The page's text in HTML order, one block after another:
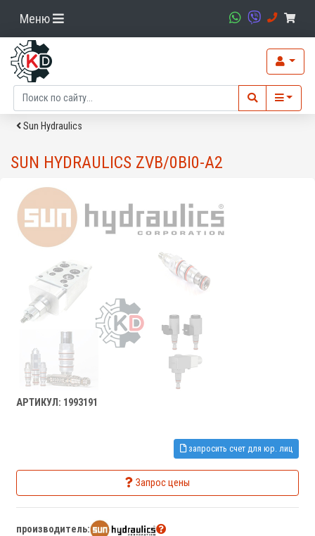
Меню
Sun Hydraulics
SUN HYDRAULICS ZVB/0BI0-A2
АРТИКУЛ: 1993191
запросить счет для юр. лиц
Запрос цены
производитель: